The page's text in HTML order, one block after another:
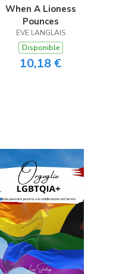
When A Lioness
Pounces
EVE LANGLAIS
Disponible
10,18 €